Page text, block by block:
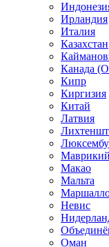
Ирландия
Италия
Казахстан
Канада
Кипр
Киргизия
Китай
Латвия
Макао
Мальта
Нeвис
Оман